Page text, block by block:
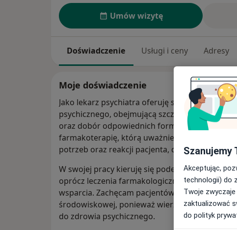
Umów wizytę
Doświadczenie Usługi i ceny Adresy
Moje doświadczenie
Jako lekarz psychiatra oferuję swoim
psychicznego, obejmującą szczegółowy
oraz dobór odpowiednich form wsparcia. W
farmakoterapię, którą uważnie monitoruję i
potrzeb oraz reakcji pacjenta, dbając o jej
W swojej pracy kieruję się podejściem
oprócz leczenia farmakologicznego zwracam
wsparcia. Zachęcam pacjentów do korzystania
środowiskowej, ponieważ wierzę, że najlepsze
do zdrowia psychicznego.
Szanujemy
Akceptując,
technologii) do
Twoje
zaktualizować
do polityk